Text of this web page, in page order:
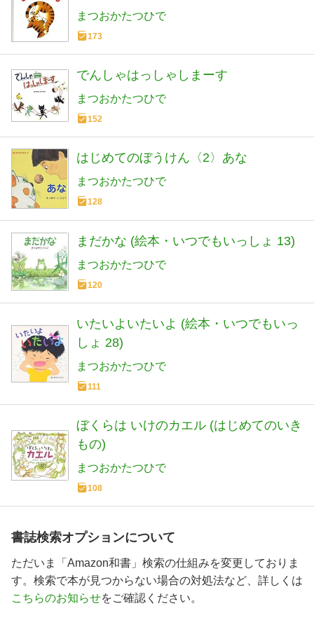
まつおかたつひで
173
でんしゃはっしゃしまーす
まつおかたつひで
152
はじめてのぼうけん〈2〉あな
まつおかたつひで
128
まだかな (絵本・いつでもいっしょ 13)
まつおかたつひで
120
いたいよいたいよ (絵本・いつでもいっ
しょ 28)
まつおかたつひで
111
ぼくらは いけのカエル (はじめてのいき
もの)
まつおかたつひで
108
書誌検索オプションについて
ただいま「Amazon和書」検索の仕組みを変更しておりま
す。検索で本が見つからない場合の対処法など、詳しくは
こちらのお知らせをご確認ください。